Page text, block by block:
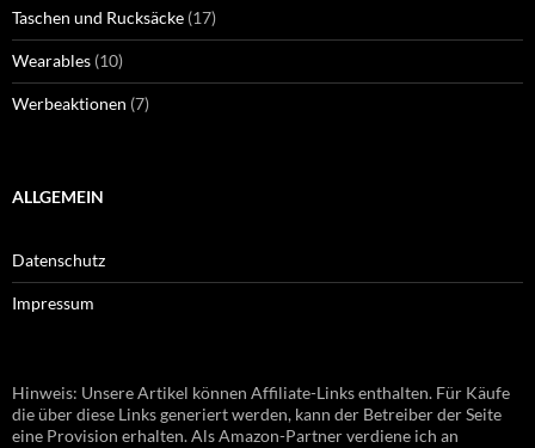
Taschen und Rucksäcke (17)
Wearables (10)
Werbeaktionen (7)
ALLGEMEIN
Datenschutz
Impressum
Hinweis: Unsere Artikel können Affiliate-Links enthalten. Für Käufe
die über diese Links generiert werden, kann der Betreiber der Seite
eine Provision erhalten. Als Amazon-Partner verdiene ich an